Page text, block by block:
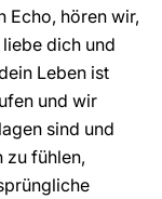
Echo, hören wir,
dich und
Leben ist
und wir
sind und
zu fühlen,